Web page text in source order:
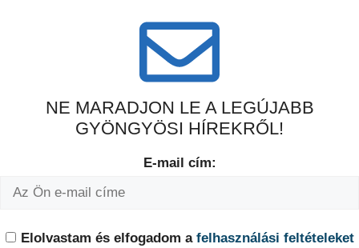
NE MARADJON LE A LEGÚJABB
GYÖNGYÖSI HÍREKRŐL!
E-mail cím:
Elolvastam és elfogadom a felhasználási feltételeket